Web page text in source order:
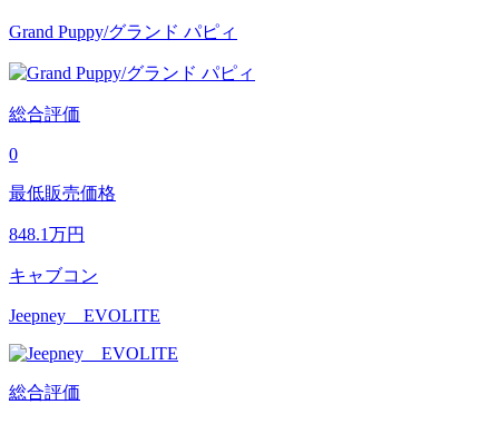
Grand Puppy/グランド パピィ
総合評価
0
最低販売価格
848.1万円
キャブコン
Jeepney EVOLITE
総合評価